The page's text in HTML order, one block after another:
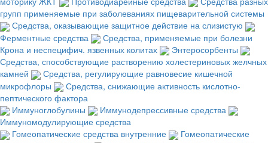
групп применяемые при заболеваниях пищеварительной системы
Средства, оказывающие защитное действие на слизистую
Ферментные средства
Средства, применяемые при болезни
Крона и неспецифич. язвенных колитах
Энтеросорбенты
Средства, способствующие растворению холестериновых желчных
камней
Средства, регулирующие равновесие кишечной
микрофлоры
Средства, снижающие активность кислотно-
пептического фактора
Иммуноглобулины
Иммунодепрессивные средства
Иммуномодулирующие средства
Гомеопатические средства внутренние
Гомеопатические